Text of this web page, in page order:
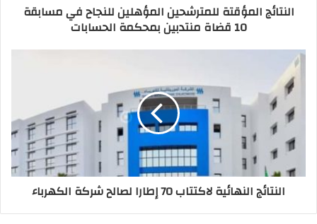
النتائج المؤقتة للمترشحين المؤهلين للنجاح في مسابقة
10 قضاة منتدبين بمحكمة الحسابات
النتائج النهائية لاكتتاب 70 إطارا لصالح شركة الكهرباء